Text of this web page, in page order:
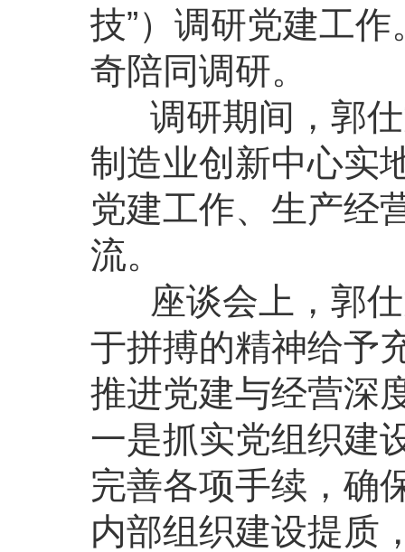
技”）调研党建工
奇陪同调研。
调研期间，郭仕
制造业创新中心实
党建工作、生产经
流。
座谈会上，郭仕
于拼搏的精神给予
推进党建与经营深
一是抓实党组织建
完善各项手续，确
内部组织建设提质